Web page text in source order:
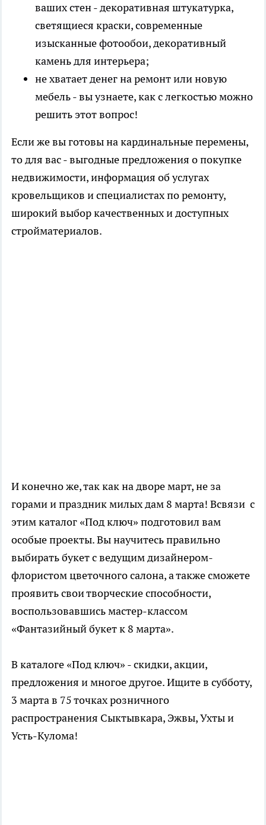
ваших стен - декоративная штукатурка,
светящиеся краски, современные
изысканные фотообои, декоративный
камень для интерьера;
не хватает денег на ремонт или новую
мебель - вы узнаете, как с легкостью можно
решить этот вопрос!
Если же вы готовы на кардинальные перемены,
то для вас - выгодные предложения о покупке
недвижимости, информация об услугах
кровельщиков и специалистах по ремонту,
широкий выбор качественных и доступных
стройматериалов.
И конечно же, так как на дворе март, не за
горами и праздник милых дам 8 марта! Всвязи с
этим каталог «Под ключ» подготовил вам
особые проекты. Вы научитесь правильно
выбирать букет с ведущим дизайнером-
флористом цветочного салона, а также сможете
проявить свои творческие способности,
воспользовавшись мастер-классом
«Фантазийный букет к 8 марта».
В каталоге «Под ключ» - скидки, акции,
предложения и многое другое. Ищите в субботу,
3 марта в 75 точках розничного
распространения Сыктывкара, Эжвы, Ухты и
Усть-Кулома!